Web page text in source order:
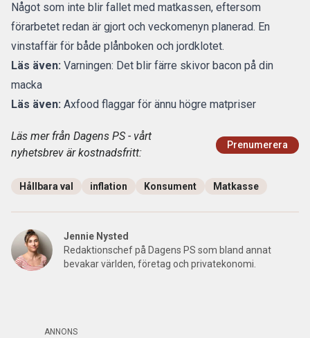
Något som inte blir fallet med matkassen, eftersom
förarbetet redan är gjort och veckomenyn planerad. En
vinstaffär för både plånboken och jordklotet.
Läs även: Varningen: Det blir färre skivor bacon på din
macka
Läs även: Axfood flaggar för ännu högre matpriser
Läs mer från Dagens PS - vårt
nyhetsbrev är kostnadsfritt:
Prenumerera
Hållbara val inflation Konsument Matkasse
Jennie Nysted
Redaktionschef på Dagens PS som bland annat
bevakar världen, företag och privatekonomi.
ANNONS